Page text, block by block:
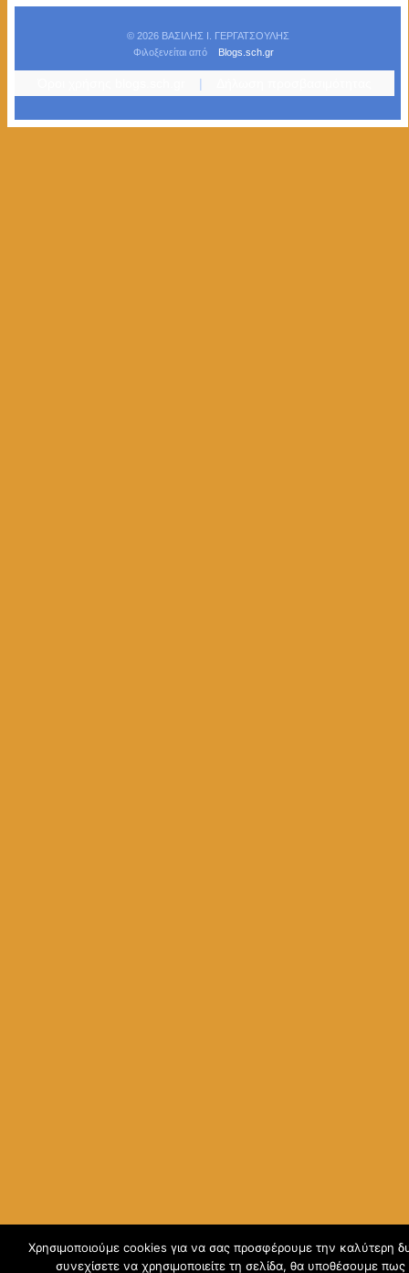
© 2026 ΒΑΣΙΛΗΣ Ι. ΓΕΡΓΑΤΣΟΥΛΗΣ
Φιλοξενείται από
Blogs.sch.gr
|
Χρησιμοποιούμε cookies για να σας προσφέρουμε την καλύτερη
συνεχίσετε να χρησιμοποιείτε τη σελίδα, θα υποθέσουμε πως